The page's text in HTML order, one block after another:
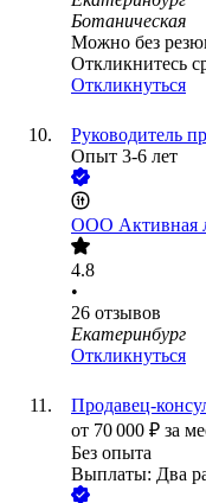
Ботаническая
Можно без
Откликнитесь
Откликнуться
Руководитель
Опыт 3-6 лет
ООО Активная
4.8
•
26 отзывов
Екатеринбург
Откликнуться
Продавец-
от 70 000 ₽ за
Без опыта
Выплаты: Два